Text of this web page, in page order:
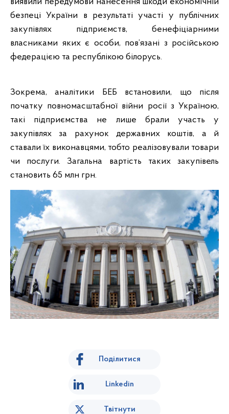
безпеці України в результаті участі у публічних
закупівлях підприємств, бенефіціарними
власниками яких є особи, пов’язані з російською
федерацією та республікою білорусь.
Зокрема, аналітики БЕБ встановили, що після
початку повномасштабної війни росії з Україною,
такі підприємства не лише брали участь у
закупівлях за рахунок державних коштів, а й
ставали їх виконавцями, тобто реалізовували товари
чи послуги. Загальна вартість таких закупівель
становить 65 млн грн.
Поділитися
Linkedin
Твітнути